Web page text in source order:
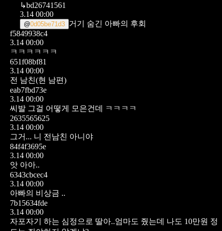
↳bd26741561
3.14 00:00
@0d05be71d3 거기 숨긴 아빠의 후회
f5849938c4
3.14 00:00
ㅋㅋㅋㅋㅋㅋ
651f08bf81
3.14 00:00
전 남친(현 남편)
eab7fbd73e
3.14 00:00
씨발 그걸 어떻게 모은건데 ㅋㅋㅋㅋ
2635565625
3.14 00:00
그거... 니 전남친 아니야
84f4f3695e
3.14 00:00
앗 아아..
6343cbcec4
3.14 00:00
아빠의 비상금 ..
7b15634fde
3.14 00:00
자포자기 하는 심정으로 딸아..엄마도 줬는데 나도 10만원 정